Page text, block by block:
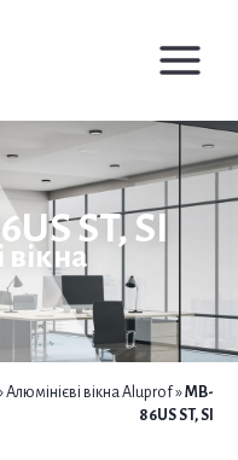
ST, SI
вікна
Алюмінієві вікна Aluprof»MB-
86US ST, SI